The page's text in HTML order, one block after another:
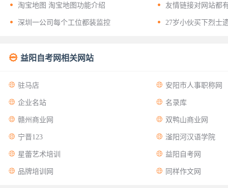
的网站？
 淘宝地图 淘宝地图功能介绍  友情链接对网站都
 深圳一公司每个工位都装监控  27岁小伙买下烈士
 益阳自考网相关网站
 驻马店  安阳市人事职称网
 企业名站  名录库
 赣州商业网  双鸭山商业网
 宁晋123  滏阳河汉语学院
 星蕾艺术培训  益阳自考网
 品牌培训网  同样作文网